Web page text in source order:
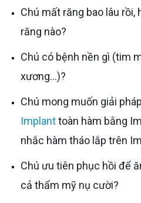
Chú mất răng bao lâu rồi, hiện còn giữ lại những
răng nào?
Chú có bệnh nền gì (tim mạch, tiểu đường, loãng
xương…)?
Chú mong muốn giải
Implanttoàn hàm bằng
nhắc hàm tháo lắp trên
Chú ưu tiên phục hồi để ăn nhai trước hay kết hợp
cả thẩm mỹ nụ cười?